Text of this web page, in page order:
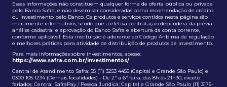
Essas informações não constituem qualquer forma de oferta pública ou privada
pelo Banco Safra, e não devem ser consideradas como recomendação de crédito
ou investimento pelo Banco. Os produtos e serviços contidos nesta página são
meramente informativos, sendo que a efetiva contratação dependerá da prévia
análise cadastral e aprovação do Banco Safra e abertura da conta corrente,
conforme aplicável. Esta instituição é aderente ao Código Anbima de regulação
e melhores práticas para atividade de distribuição de produtos de investimento.
Para mais informações sobre investimentos, acesse:
https://www.safra.com.br/investimentos/
Central de Atendimento Safra: 55 (11) 3253 4455 (Capital e Grande São Paulo) e
0300 105 1234 (Demais localidades) - De 2ª a 6ª feira, das 8h às 21h30, exceto
feriados. Central SafraPay / Pessoa Jurídica: Capital e Grande São Paulo (11) 3175-